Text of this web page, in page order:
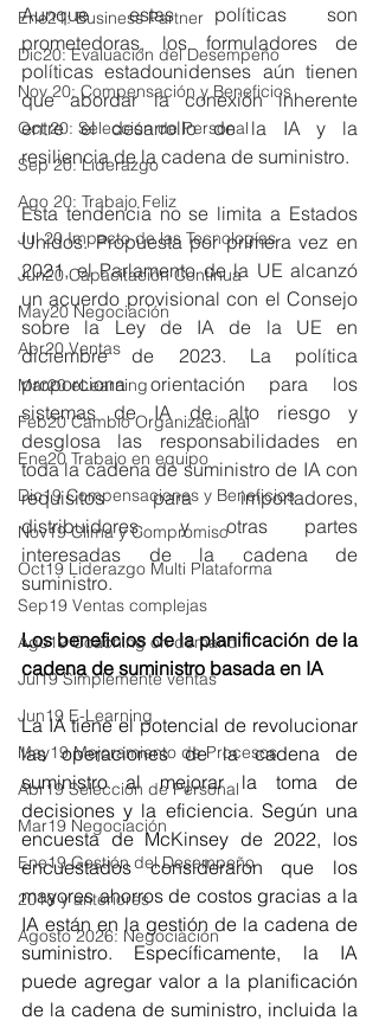
Ene21: Business Partner
Dic20: Evaluación del Desempeño
Nov 20: Compensación y Beneficios
Oct 20: Selección de Personal
Sep 20: Liderazgo
Ago 20: Trabajo Feliz
Jul 20 Impacto de las Tecnologías
Jun20 Capacitación Continua
May20 Negociación
Abr20 Ventas
Mar20 eLearning
Feb20 Cambio Organizacional
Ene20 Trabajo en equipo
Dic19 Compensaciones y Beneficios
Nov19 Clima y Compromiso
Oct19 Liderazgo Multi Plataforma
Sep19 Ventas complejas
Ago19 Coaching on demand
Jul19 Simplemente ventas
Jun19 E-Learning
May19 Mejoramiento de Procesos
Abr19 Selección de Personal
Mar19 Negociación
Ene19 Gestión del Desempeño
2018 y anteriores
Agosto 2026: Negociación
Aunque estas políticas son
prometedoras, los formuladores de
políticas estadounidenses aún tienen
que abordar la conexión inherente
entre el desarrollo de la IA y la
resiliencia de la cadena de suministro.
Esta tendencia no se limita a Estados
Unidos. Propuesta por primera vez en
2021, el Parlamento de la UE alcanzó
un acuerdo provisional con el Consejo
sobre la Ley de IA de la UE en
diciembre de 2023. La política
proporciona orientación para los
sistemas de IA de alto riesgo y
desglosa las responsabilidades en
toda la cadena de suministro de IA con
requisitos para importadores,
distribuidores, y otras partes
interesadas de la cadena de
suministro.
Los beneficios de la planificación de la
cadena de suministro basada en IA
La IA tiene el potencial de revolucionar
las operaciones de la cadena de
suministro al mejorar la toma de
decisiones y la eficiencia. Según una
encuesta de McKinsey de 2022, los
encuestados consideraron que los
mayores ahorros de costos gracias a la
IA están en la gestión de la cadena de
suministro. Específicamente, la IA
puede agregar valor a la planificación
de la cadena de suministro, incluida la